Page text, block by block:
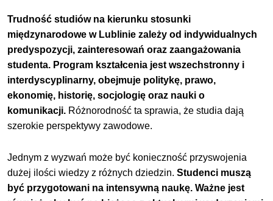
Trudność studiów na kierunku stosunki
międzynarodowe w Lublinie zależy od indywidualnych
predyspozycji, zainteresowań oraz zaangażowania
studenta. Program kształcenia jest wszechstronny i
interdyscyplinarny, obejmuje politykę, prawo,
ekonomię, historię, socjologię oraz nauki o
komunikacji. Różnorodność ta sprawia, że studia dają
szerokie perspektywy zawodowe.
Jednym z wyzwań może być konieczność przyswojenia
dużej ilości wiedzy z różnych dziedzin.Studenci muszą
być przygotowani na intensywną naukę. Ważne jest